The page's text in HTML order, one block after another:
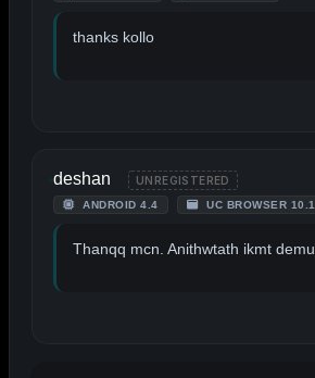
thanks kollo
deshan UNREGISTERED
ANDROID 4.4 UC BROWSER 10.1
Thanqq mcn. Anithwtath ikmt demu